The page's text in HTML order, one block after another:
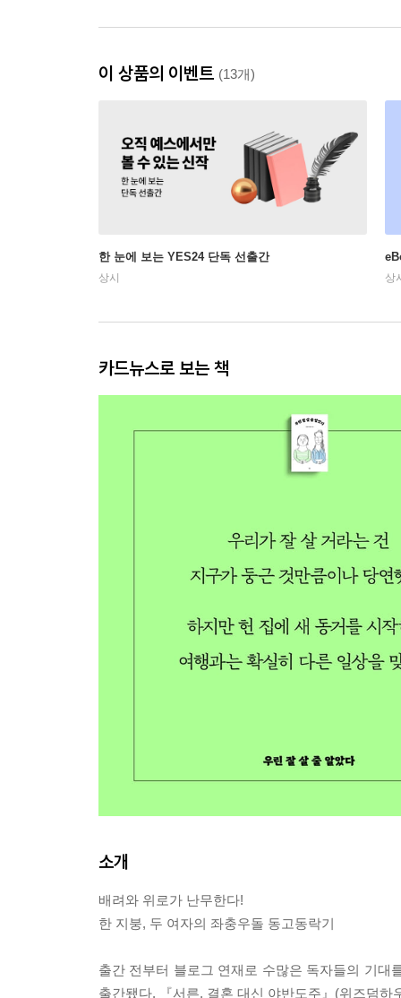
이 상품의 이벤트 (13개)
한 눈에 보는 YES24 단독 선출간
상시 상
카드뉴스로 보는 책
소개
배려와 위로가 난무한다!
한 지붕, 두 여자의 좌충우돌 동고동락기
출간 전부터 블로그 연재로 수많은 독자들의 기대
출간됐다. 『서른, 결혼 대신 야반도주』(위즈덤